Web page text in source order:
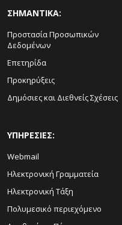
ΣΗΜΑΝΤΙΚΑ:
Προστασία Προσωπικών
Δεδομένων
Επετηρίδα
Προκηρύξεις
Δημόσιες και Διεθνείς Σχέσεις
ΥΠΗΡΕΣΙΕΣ:
Webmail
Ηλεκτρονική Γραμματεία
Ηλεκτρονική Τάξη
Πολυμεσικό περιεχόμενο